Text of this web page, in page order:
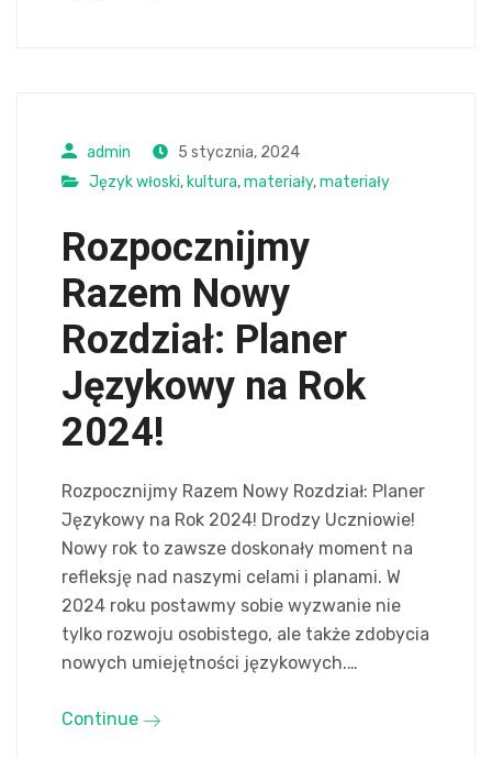
admin
5 stycznia, 2024
Język włoski, kultura,materiały,materiały
Rozpocznijmy
Razem Nowy
Rozdział: Planer
Językowy na Rok
2024!
Rozpocznijmy Razem Nowy Rozdział: Planer
Językowy na Rok 2024! Drodzy Uczniowie!
Nowy rok to zawsze doskonały moment na
refleksję nad naszymi celami i planami. W
2024 roku postawmy sobie wyzwanie nie
tylko rozwoju osobistego, ale także zdobycia
nowych umiejętności językowych.…
Continue